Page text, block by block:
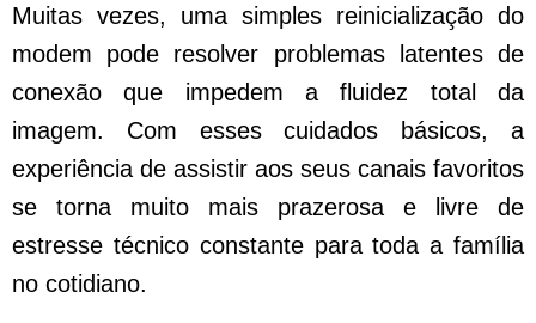
Muitas vezes, uma simples reinicialização do
modem pode resolver problemas latentes de
conexão que impedem a fluidez total da
imagem. Com esses cuidados básicos, a
experiência de assistir aos seus canais favoritos
se torna muito mais prazerosa e livre de
estresse técnico constante para toda a família
no cotidiano.